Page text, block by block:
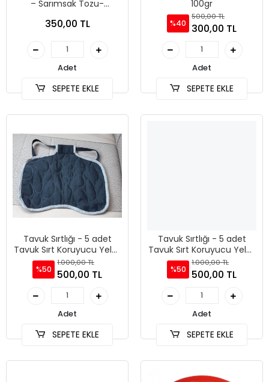
– Sarımsak Tozu-
İçin Bağışıklık ve
350,00 TL
Adet
SEPETE EKLE
100gr
%40
500,00 TL
300,00 TL
Adet
SEPETE EKLE
Tavuk Sırtlığı - 5 adet
Tavuk Sırt Koruyucu Yelek
- Büyük Irklar
%50
1.000,00 TL
500,00 TL
Adet
SEPETE EKLE
Tavuk Sırtlığı - 5 adet
Tavuk Sırt Koruyucu Yelek
- Küçük ve Orta Irklar
%50
1.000,00 TL
500,00 TL
Adet
SEPETE EKLE